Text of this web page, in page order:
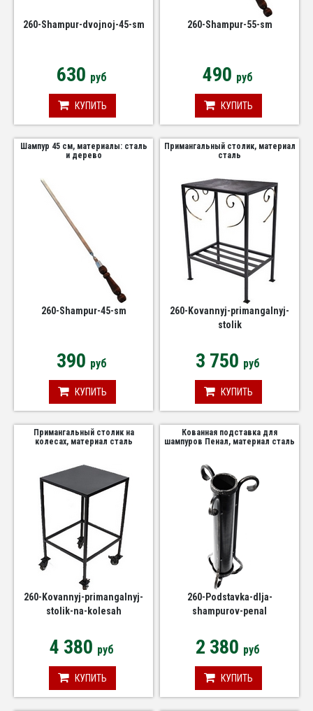
260-Shampur-dvojnoj-45-sm
630 руб
КУПИТЬ
260-Shampur-55-sm
490 руб
КУПИТЬ
Шампур 45 см, материалы: сталь
и дерево
260-Shampur-45-sm
390 руб
КУПИТЬ
Примангальный столик, материал
сталь
260-Kovannyj-primangalnyj-
stolik
3 750 руб
КУПИТЬ
Примангальный столик на
колесах, материал сталь
260-Kovannyj-primangalnyj-
stolik-na-kolesah
4 380 руб
КУПИТЬ
Кованная подставка для
шампуров Пенал, материал сталь
260-Podstavka-dlja-
shampurov-penal
2 380 руб
КУПИТЬ